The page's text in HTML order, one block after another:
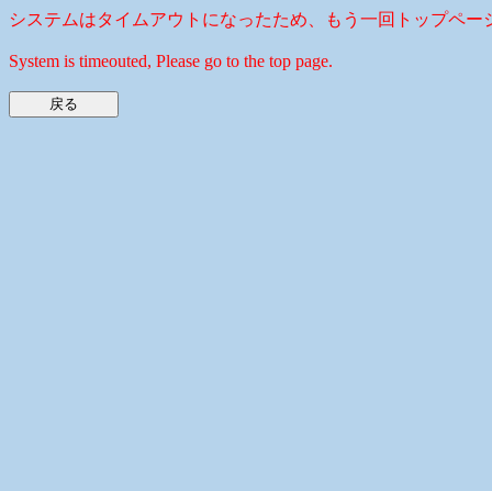
システムはタイムアウトになったため、もう一回トップペー
System is timeouted, Please go to the top page.